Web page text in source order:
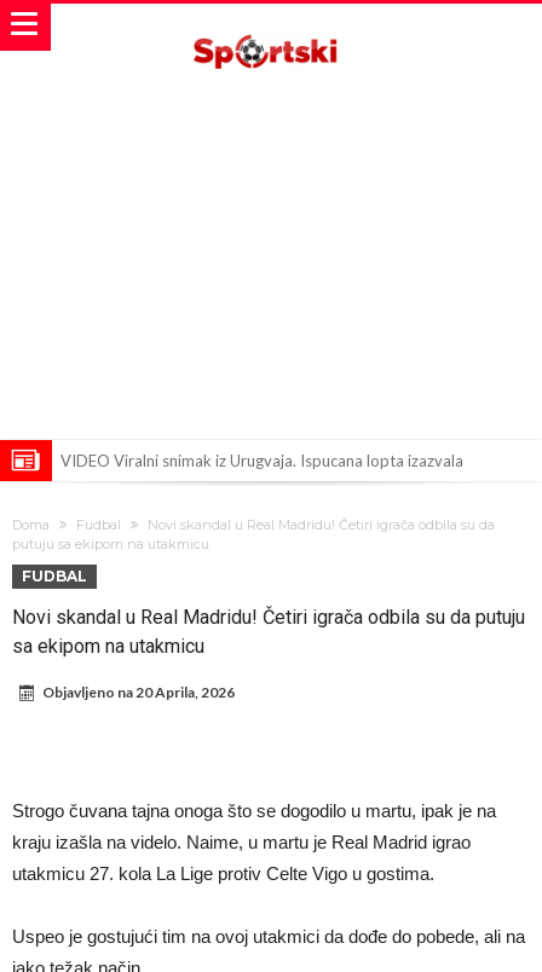
VIDEO Viralni snimak iz Urugvaja. Ispucana lopta izazvala
stigla za Ardu Gulera!
Španija na nogama, Barselona i Real u strahu: “Novi Haaland” je
odabrao!
Marciniak objasnio zašto je “pomilovao” Mesija: Navijači i stručnjaci
ne mogu da veruju šta priča
Milan smanjuje sastav
Doma Fudbal
Novi skandal u Real Madridu! Četiri igrača odbila su da
putuju sa ekipom na utakmicu
FUDBAL
Novi skandal u Real Madridu! Četiri igrača odbila su da putuju
sa ekipom na utakmicu
Objavljeno na20 Aprila, 2026
Strogo čuvana tajna onoga što se dogodilo u martu, ipak je na
kraju izašla na videlo. Naime, u martu je Real Madrid igrao
utakmicu 27. kola La Lige protiv Celte Vigo u gostima.
Uspeo je gostujući tim na ovoj utakmici da dođe do pobede, ali na
jako težak način.